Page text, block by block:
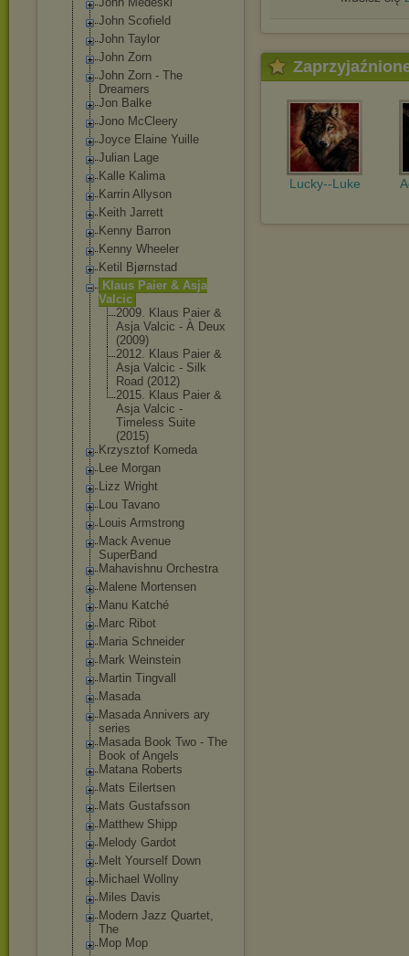
John Scofield
John Taylor
John Zorn
John Zorn - The
Dreamers
Jon Balke
Jono McCleery
Joyce Elaine Yuille
Julian Lage
Kalle Kalima
Karrin Allyson
Keith Jarrett
Kenny Barron
Kenny Wheeler
Ketil Bjørnstad
Klaus Paier & Asja
Valcic
2009. Klaus Paier &
Asja Valcic - À Deux
(2009)
2012. Klaus Paier &
Asja Valcic - Silk
Road (2012)
2015. Klaus Paier &
Asja Valcic -
Timeless Suite
(2015)
Krzysztof Komeda
Lee Morgan
Lizz Wright
Lou Tavano
Louis Armstrong
Mack Avenue
SuperBand
Mahavishnu Orchestra
Malene Mortensen
Manu Katché
Marc Ribot
Maria Schneider
Mark Weinstein
Martin Tingvall
Masada
Masada Annivers ary
series
Masada Book Two - The
Book of Angels
Matana Roberts
Mats Eilertsen
Mats Gustafsson
Matthew Shipp
Melody Gardot
Melt Yourself Down
Michael Wollny
Miles Davis
Modern Jazz Quartet,
The
Mop Mop
Lucky--Luke